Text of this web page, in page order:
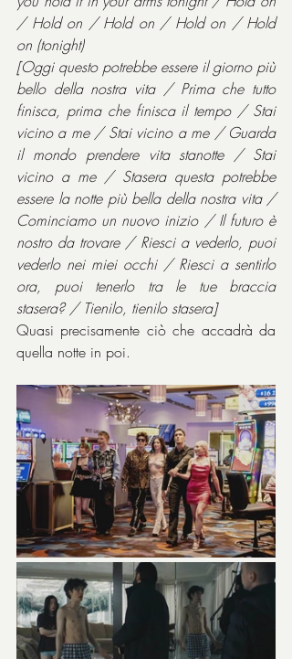
/ Hold on / Hold on / Hold on / Hold
on (tonight)
[Oggi questo potrebbe essere il giorno più
bello della nostra vita / Prima che tutto
finisca, prima che finisca il tempo / Stai
vicino a me / Stai vicino a me / Guarda
il mondo prendere vita stanotte / Stai
vicino a me / Stasera questa potrebbe
essere la notte più bella della nostra vita /
Cominciamo un nuovo inizio / Il futuro è
nostro da trovare / Riesci a vederlo, puoi
vederlo nei miei occhi / Riesci a sentirlo
ora, puoi tenerlo tra le tue braccia
stasera? / Tienilo, tienilo stasera]
Quasi precisamente ciò che accadrà da
quella notte in poi.